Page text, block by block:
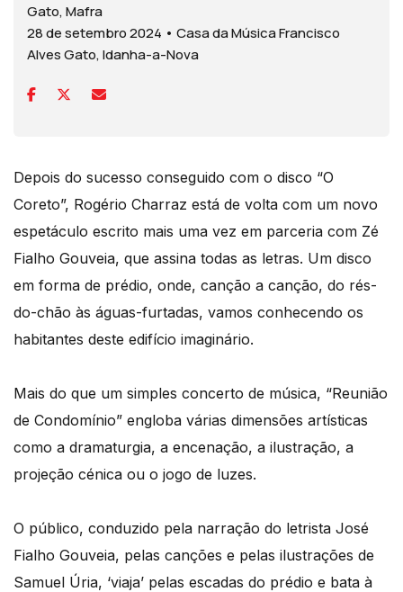
Gato, Mafra
28 de setembro 2024 • Casa da Música Francisco
Alves Gato, Idanha-a-Nova
Depois do sucesso conseguido com o disco “O
Coreto”, Rogério Charraz está de volta com um novo
espetáculo escrito mais uma vez em parceria com Zé
Fialho Gouveia, que assina todas as letras. Um disco
em forma de prédio, onde, canção a canção, do rés-
do-chão às águas-furtadas, vamos conhecendo os
habitantes deste edifício imaginário.
Mais do que um simples concerto de música, “Reunião
de Condomínio” engloba várias dimensões artísticas
como a dramaturgia, a encenação, a ilustração, a
projeção cénica ou o jogo de luzes.
O público, conduzido pela narração do letrista José
Fialho Gouveia, pelas canções e pelas ilustrações de
Samuel Úria, ‘viaja’ pelas escadas do prédio e bata à